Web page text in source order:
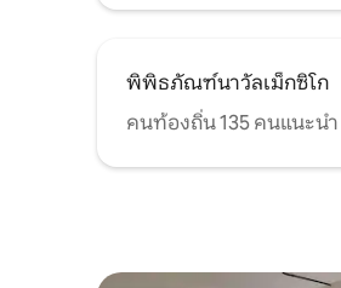
พิพิธภัณฑ์นาวัลเม็กซิโก
คนท้องถิ่น 135 คนแนะนำ